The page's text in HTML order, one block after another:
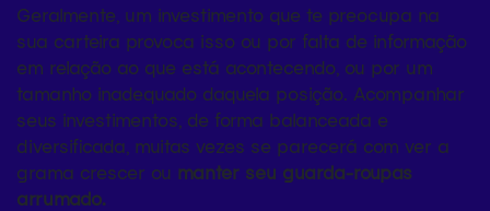
Geralmente, um investimento que te preocupa na
sua carteira provoca isso ou por falta de informação
em relação ao que está acontecendo, ou por um
tamanho inadequado daquela posição. Acompanhar
seus investimentos, de forma balanceada e
diversificada, muitas vezes se parecerá com ver a
grama crescer ou manter seu guarda-roupas
arrumado.